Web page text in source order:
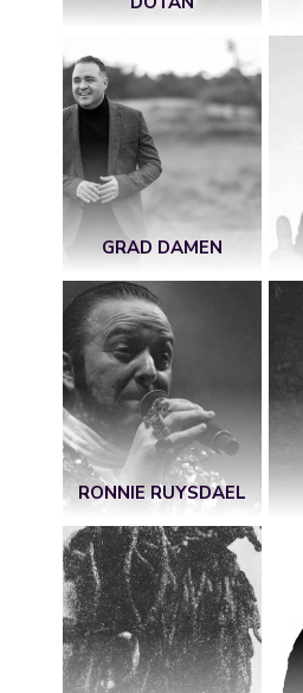
GRAD DAMEN
RONNIE RUYSDAEL